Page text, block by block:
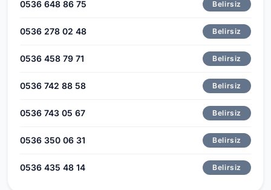
0536 648 86 75 Belirsiz
0536 278 02 48 Belirsiz
0536 458 79 71 Belirsiz
0536 742 88 58 Belirsiz
0536 743 05 67 Belirsiz
0536 350 06 31 Belirsiz
0536 435 48 14 Belirsiz